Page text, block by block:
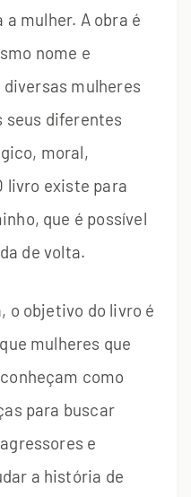
mulher. A obra é
nome e
mulheres
seus diferentes
moral,
livro existe para
que é possível
de volta.
o objetivo do livro é
mulheres que
como
para buscar
e
a história de